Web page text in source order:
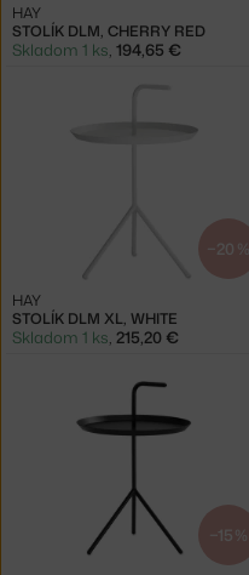
STOLÍK DLM, CHERRY RED
HAY
Skladom 1 ks 194,65 €
−20 %
STOLÍK DLM XL, WHITE
HAY
Skladom 1 ks 215,20 €
−15 %